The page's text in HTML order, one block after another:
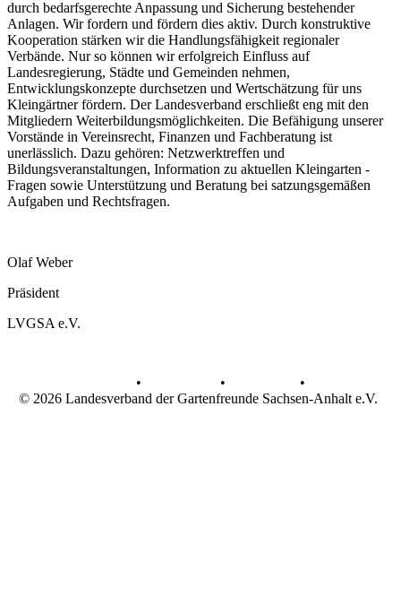
durch bedarfsgerechte Anpassung und Sicherung bestehender
Anlagen. Wir fordern und fördern dies aktiv. Durch konstruktive
Kooperation stärken wir die Handlungsfähigkeit regionaler
Verbände. Nur so können wir erfolgreich Einfluss auf
Landesregierung, Städte und Gemeinden nehmen,
Entwicklungskonzepte durchsetzen und Wertschätzung für uns
Kleingärtner fördern. Der Landesverband erschließt eng mit den
Mitgliedern Weiterbildungsmöglichkeiten. Die Befähigung unserer
Vorstände in Vereinsrecht, Finanzen und Fachberatung ist
unerlässlich. Dazu gehören: Netzwerktreffen und
Bildungsveranstaltungen, Information zu aktuellen Kleingarten -
Fragen sowie Unterstützung und Beratung bei satzungsgemäßen
Aufgaben und Rechtsfragen.
Olaf Weber
Präsident
LVGSA e.V.
• •
•
© 2026 Landesverband der Gartenfreunde Sachsen-Anhalt e.V.